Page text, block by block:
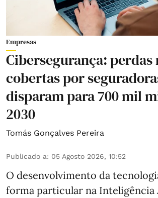
Empresas
Cibersegurança: perdas
cobertas por
disparam para 700 mil
2030
Tomás Gonçalves Pereira
Publicado a: 05 Agosto 2026, 10:52
O desenvolvimento da
forma particular na